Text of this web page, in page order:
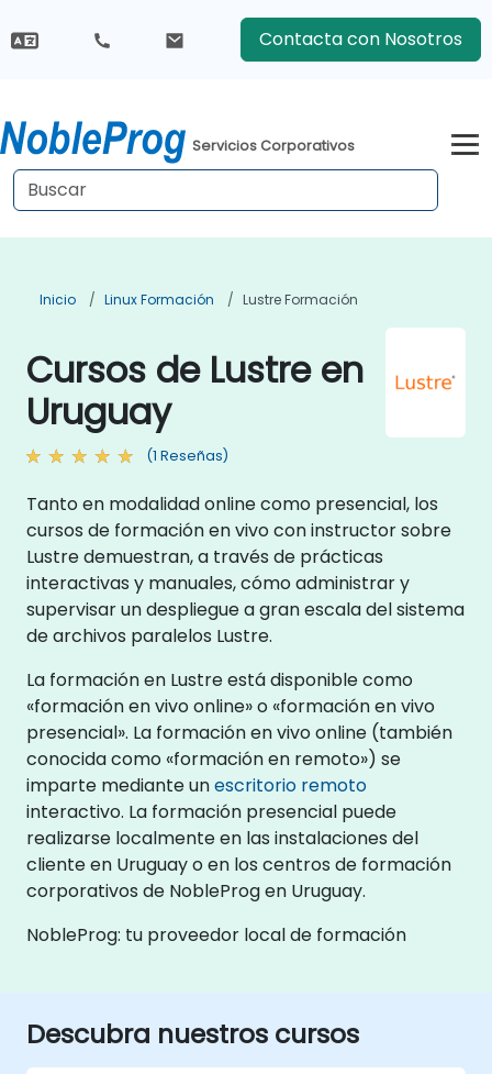
Contacta con Nosotros
Servicios Corporativos
Inicio Linux Formación Lustre Formación
Cursos de Lustre en
Uruguay
(1 Reseñas)
Tanto en modalidad online como presencial, los
cursos de formación en vivo con instructor sobre
Lustre demuestran, a través de prácticas
interactivas y manuales, cómo administrar y
supervisar un despliegue a gran escala del sistema
de archivos paralelos Lustre.
La formación en Lustre está disponible como
«formación en vivo online» o «formación en vivo
presencial». La formación en vivo online (también
conocida como «formación en remoto») se
imparte mediante unescritorio remoto
interactivo. La formación presencial puede
realizarse localmente en las instalaciones del
cliente en Uruguay o en los centros de formación
corporativos de NobleProg en Uruguay.
NobleProg: tu proveedor local de formación
Descubra nuestros cursos